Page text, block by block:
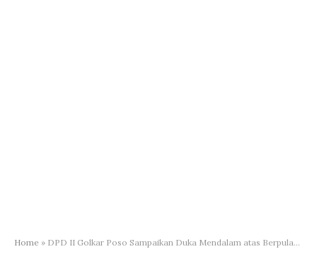
Home » DPD II Golkar Poso Sampaikan Duka Mendalam atas Berpulangnya Kombes Pol. (Purn.) Drs. Edward E. Tamboto